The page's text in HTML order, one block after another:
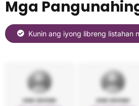
Mga
Kunin ang iyong libreng listahan